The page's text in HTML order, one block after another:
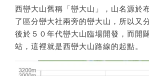
西巒大山舊稱「巒大山」，山名源於
了區分巒大社兩旁的巒大山，所以又
後於５０年代巒大山臨場開發，而開
站，這裡就是西巒大山路線的起點。